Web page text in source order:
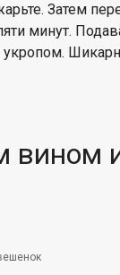
Затем
минут.
укропом.
вином